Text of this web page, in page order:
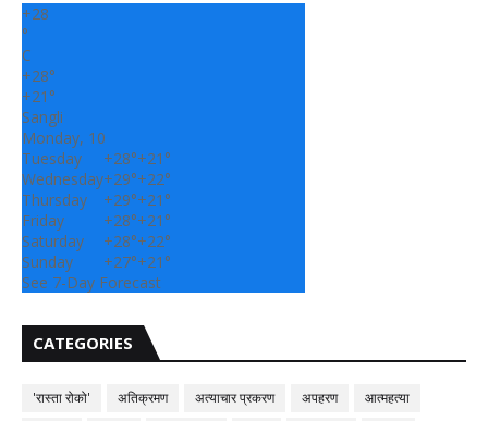
+28
°
C
+28°
+21°
Sangli
Monday, 10
Tuesday
+28°+21°
Wednesday+29°+22°
Thursday
+29°+21°
Friday
+28°+21°
Saturday
+28°+22°
Sunday
+27°+21°
See 7-Day Forecast
CATEGORIES
'रास्ता रोको' अतिक्रमण अत्याचार प्रकरण अपहरण
आत्महत्या